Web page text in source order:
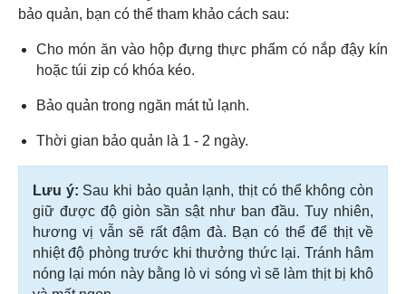
bảo quản, bạn có thể tham khảo cách sau:
Cho món ăn vào hộp đựng thực phẩm có nắp đậy kín
hoặc túi zip có khóa kéo.
Bảo quản trong ngăn mát tủ lạnh.
Thời gian bảo quản là 1 - 2 ngày.
Lưu ý: Sau khi bảo quản lạnh, thịt có thể không còn
giữ được độ giòn sần sật như ban đầu. Tuy nhiên,
hương vị vẫn sẽ rất đậm đà. Bạn có thể để thịt về
nhiệt độ phòng trước khi thưởng thức lại. Tránh hâm
nóng lại món này bằng lò vi sóng vì sẽ làm thịt bị khô